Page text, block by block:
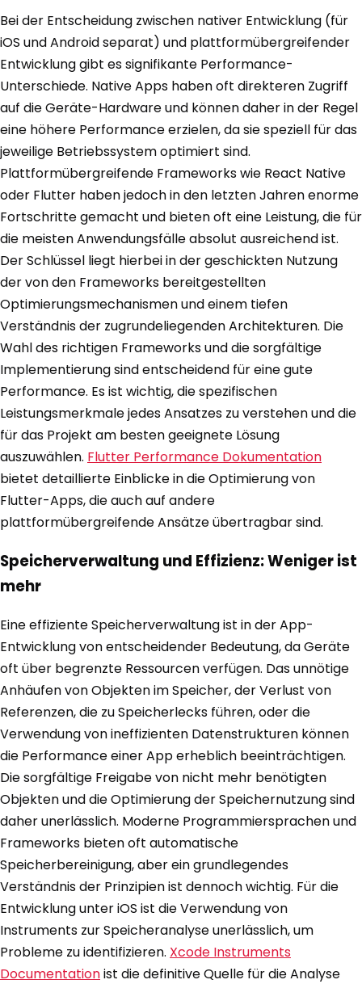
Bei der Entscheidung zwischen nativer Entwicklung (für
iOS und Android separat) und plattformübergreifender
Entwicklung gibt es signifikante Performance-
Unterschiede. Native Apps haben oft direkteren Zugriff
auf die Geräte-Hardware und können daher in der Regel
eine höhere Performance erzielen, da sie speziell für das
jeweilige Betriebssystem optimiert sind.
Plattformübergreifende Frameworks wie React Native
oder Flutter haben jedoch in den letzten Jahren enorme
Fortschritte gemacht und bieten oft eine Leistung, die für
die meisten Anwendungsfälle absolut ausreichend ist.
Der Schlüssel liegt hierbei in der geschickten Nutzung
der von den Frameworks bereitgestellten
Optimierungsmechanismen und einem tiefen
Verständnis der zugrundeliegenden Architekturen. Die
Wahl des richtigen Frameworks und die sorgfältige
Implementierung sind entscheidend für eine gute
Performance. Es ist wichtig, die spezifischen
Leistungsmerkmale jedes Ansatzes zu verstehen und die
für das Projekt am besten geeignete Lösung
auszuwählen. Flutter Performance Dokumentation
bietet detaillierte Einblicke in die Optimierung von
Flutter-Apps, die auch auf andere
plattformübergreifende Ansätze übertragbar sind.
Speicherverwaltung und Effizienz: Weniger ist
mehr
Eine effiziente Speicherverwaltung ist in der App-
Entwicklung von entscheidender Bedeutung, da Geräte
oft über begrenzte Ressourcen verfügen. Das unnötige
Anhäufen von Objekten im Speicher, der Verlust von
Referenzen, die zu Speicherlecks führen, oder die
Verwendung von ineffizienten Datenstrukturen können
die Performance einer App erheblich beeinträchtigen.
Die sorgfältige Freigabe von nicht mehr benötigten
Objekten und die Optimierung der Speichernutzung sind
daher unerlässlich. Moderne Programmiersprachen und
Frameworks bieten oft automatische
Speicherbereinigung, aber ein grundlegendes
Verständnis der Prinzipien ist dennoch wichtig. Für die
Entwicklung unter iOS ist die Verwendung von
Instruments zur Speicheranalyse unerlässlich, um
Probleme zu identifizieren. Xcode Instruments
Documentationist die definitive Quelle für die Analyse